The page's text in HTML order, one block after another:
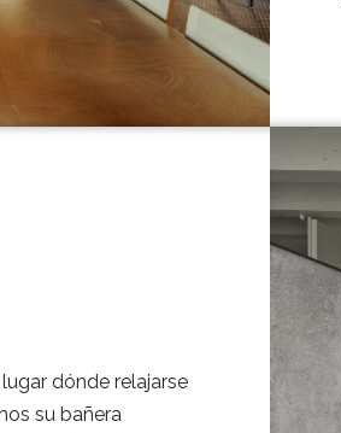
dónde relajarse
su bañera